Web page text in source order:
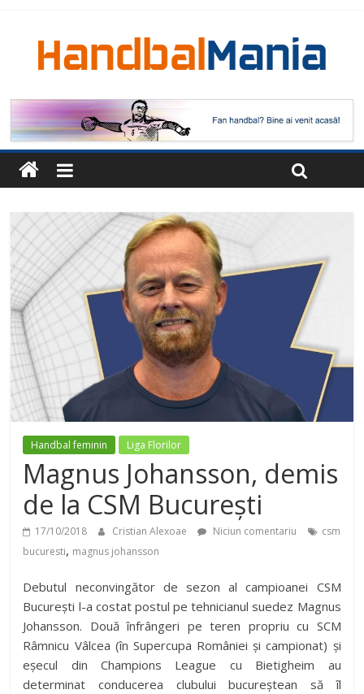
Handbal feminin Liga Florilor
Magnus Johansson, demis
de la CSM București
17/10/2018 Cristian Alexoae Niciun comentariu
csm
bucuresti, magnus johansson
Debutul neconvingător de sezon al campioanei CSM
București l-a costat postul pe tehnicianul suedez Magnus
Johansson. Două înfrângeri pe teren propriu cu SCM
Râmnicu Vâlcea (în Supercupa României și campionat) și
eșecul din Champions League cu Bietigheim au
determinat conducerea clubului bucureștean să îl